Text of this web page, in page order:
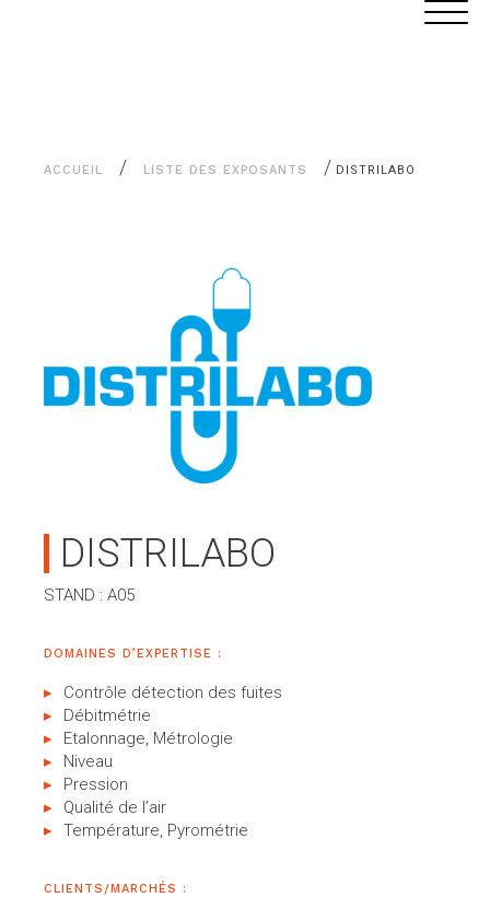
ACCUEIL / LISTE DES EXPOSANTS / DISTRILABO
DISTRILABO
STAND : A05
DOMAINES D’EXPERTISE :
Contrôle détection des fuites
Débitmétrie
Etalonnage, Métrologie
Niveau
Pression
Qualité de l’air
Température, Pyrométrie
CLIENTS/MARCHÉS :